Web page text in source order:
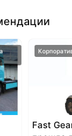
Fast